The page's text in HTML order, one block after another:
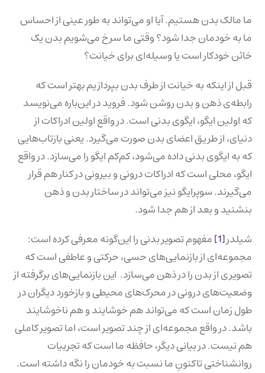
ما مالک بدن هستیم. آیا او می‌تواند به طور عینی از احساس
ما به خودمان جدا شود؟ وقتی ما سرخ می‌شویم بدن یک
خائن خودکار است یا وسیله‌ای برای خیانت؟
قبل از اینکه به خیانت از طرف بدن بپردازیم بهتر است که
رابطه‌ی ذهن و بدن روشن شود. فروید در این‌باره می‌نویسد
که اولین ایگو، ایگوی بدنی است. در واقع اولین ادراکات از
دنیای، از طریق اعضای بدن صورت می‌گیرد. یعنی بازتاب‌هایی
که به ایگوی بدنی داده می‌شود، کم‌کم ایگو را می‌سازد. در واقع
ایگو، محلی است که ادراکات درونی و بیرونی در کنار هم قرار
می‌گیرند. سوپرایگو نیز می‌تواند در ساختار بدن و ذهن
بنشنید و بعد از هم جدا شود.
شیلدر[1] مفهوم تصویر بدنی را این‌گونه معرفی کرده است:
مجموعه‌ای از بازنمایی‌های حسی، حرکتی و عاطفی است که
تصویری از بدن را در ذهن می‌سازد. این بازنمایی‌های برگرفته از
وضعیت‌های درونی در محرک‌های محیطی و بازخورد دیگران در
طول زمان است که می‌تواند هم خوشایند و هم ناخوشایند
باشد. در واقع مجموعه‌ای از چند تصویر است، اما تصویر کاملی
هم نیست. در بیانی دیگر، حافظه ما است که تجربیات
روانشناختی تاکنونِ ما نسبت به خودمان را نگه داشته است.